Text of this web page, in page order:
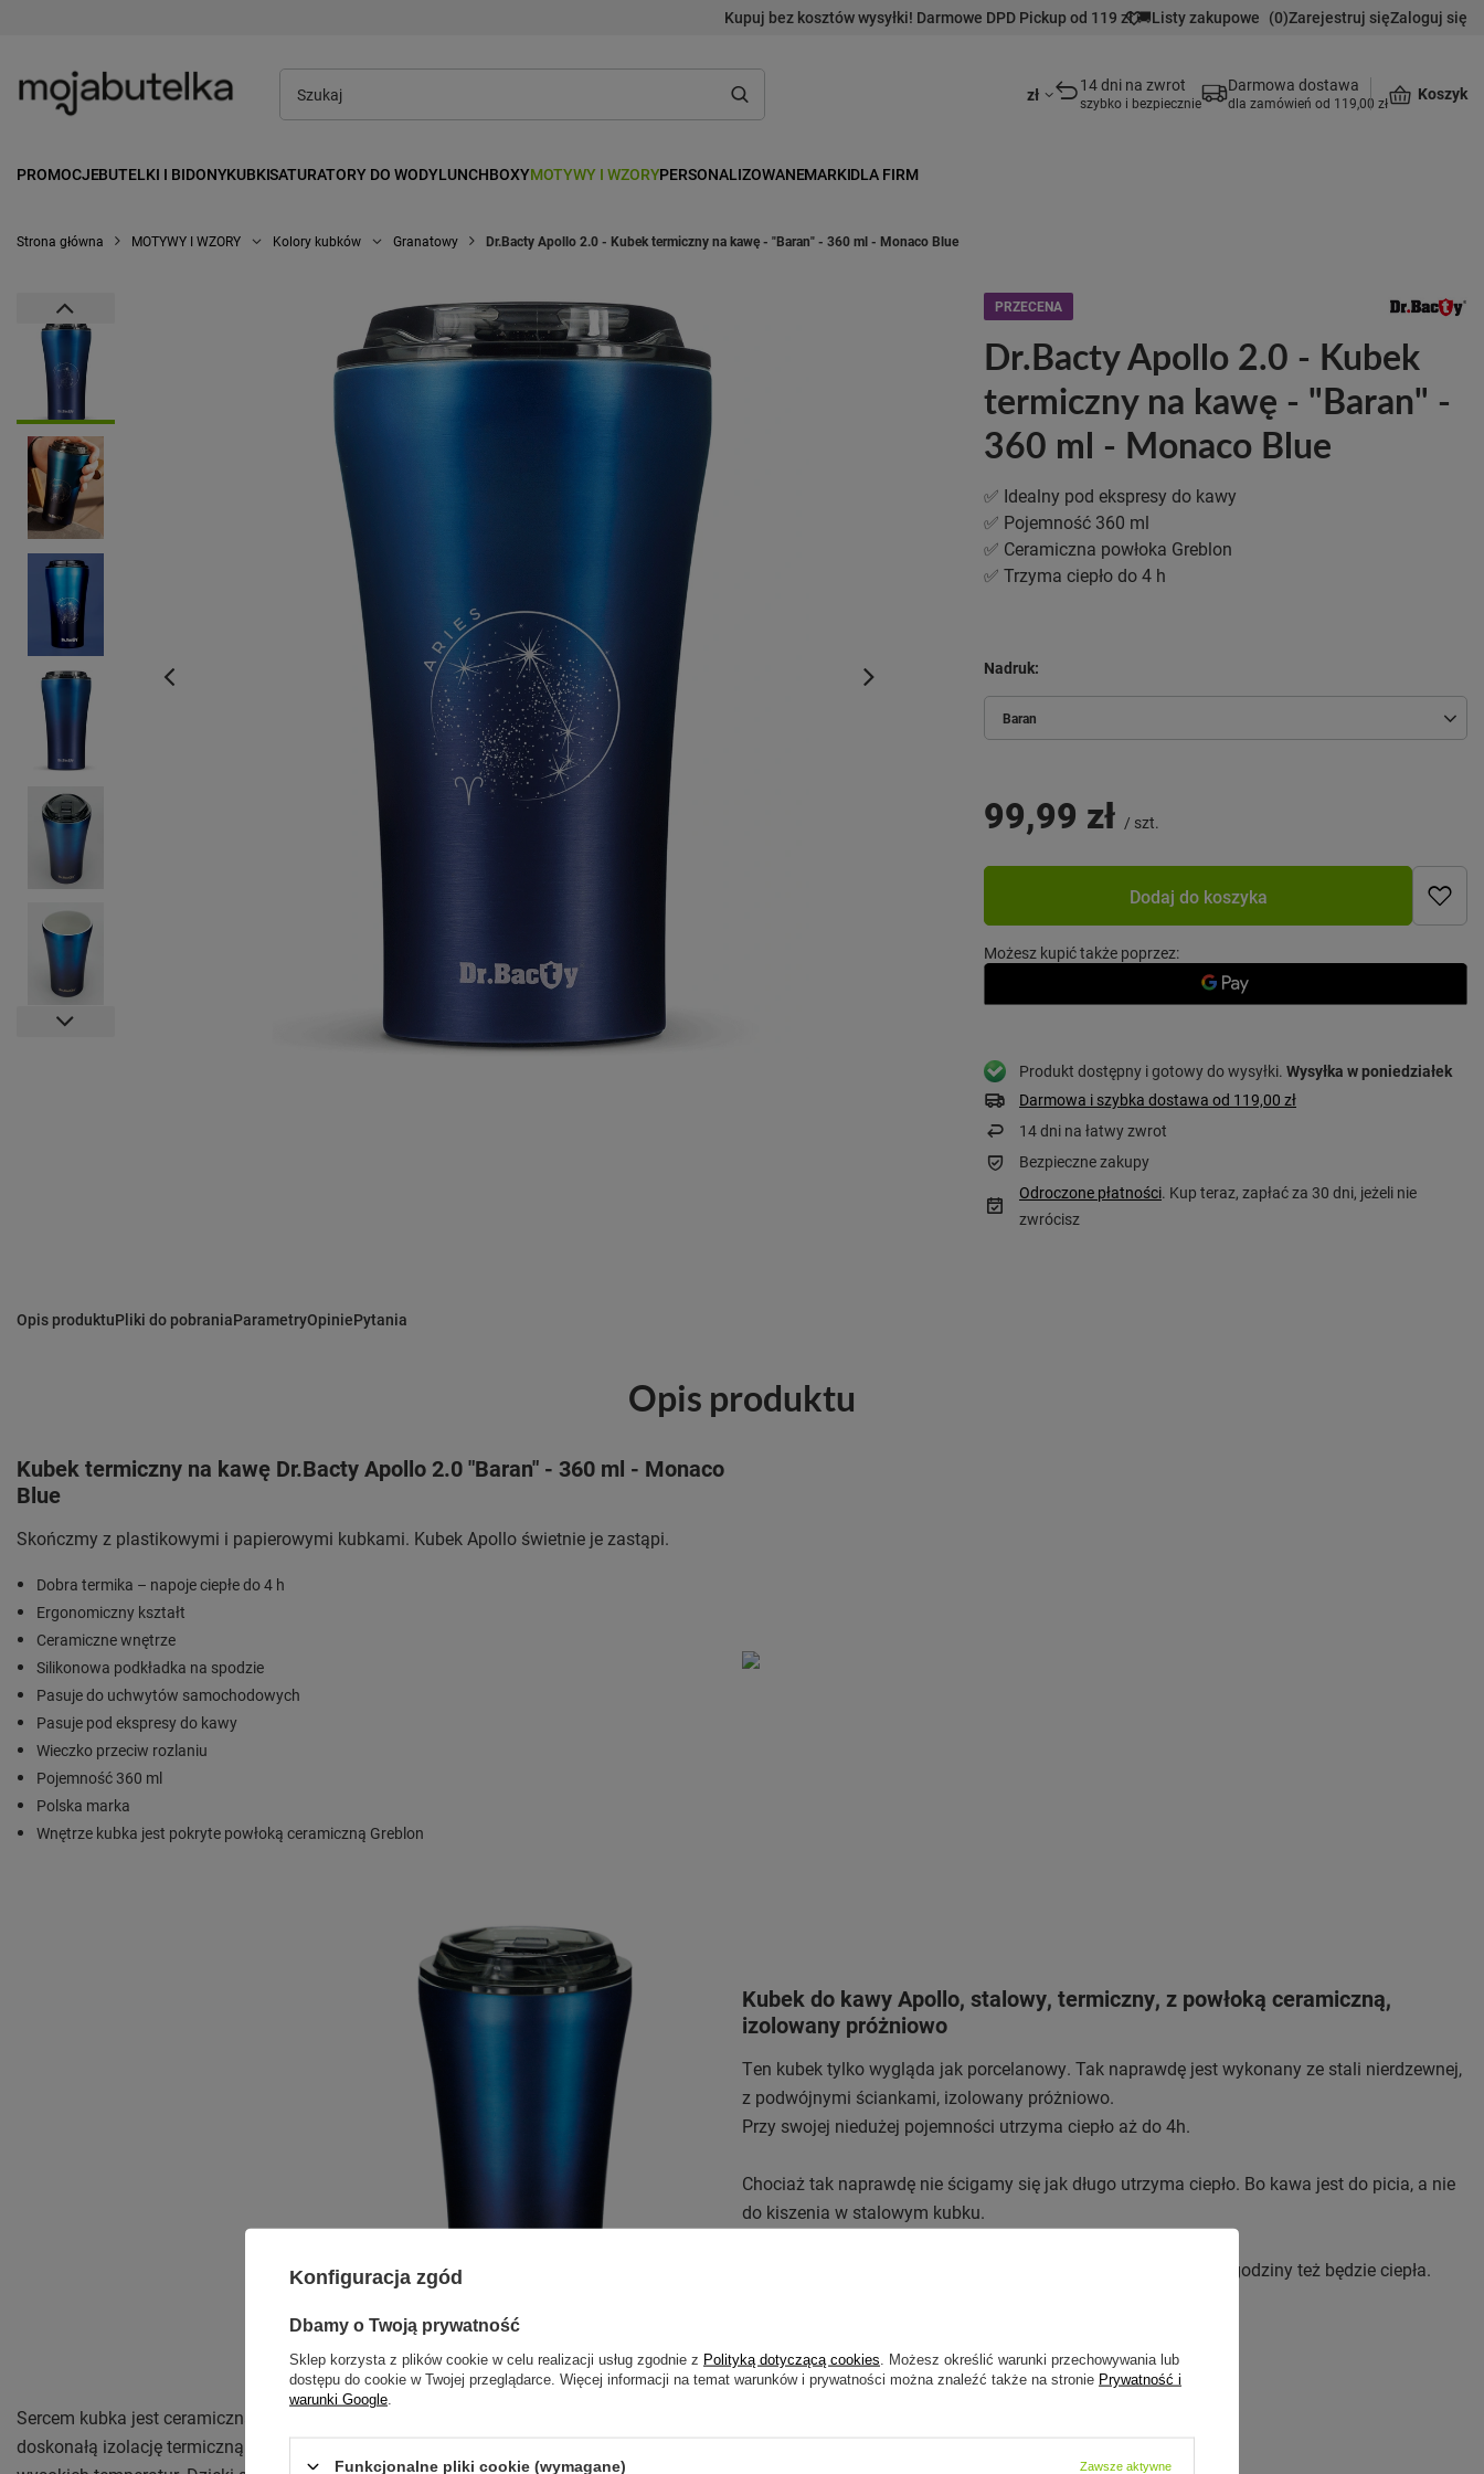
Kupuj bez kosztów wysyłki! Darmowe DPD Pickup od 119 zł 🚚Listy zakupowe (0)Zarejestruj sięZaloguj się
zł 14 dni na zwrot
szybko i bezpiecznie
Darmowa dostawa
dla zamówień od 119,00 zł Koszyk
PROMOCJEBUTELKI I BIDONYKUBKISATURATORY DO WODYLUNCHBOXYMOTYWY I WZORYPERSONALIZOWANEMARKIDLA FIRM
Strona główna MOTYWY I WZORY Kolory kubków Granatowy Dr.Bacty Apollo 2.0 - Kubek termiczny na kawę - "Baran" - 360 ml - Monaco Blue
PRZECENA
Dr.Bacty Apollo 2.0 - Kubek
termiczny na kawę - "Baran" -
360 ml - Monaco Blue
✅ Idealny pod ekspresy do kawy
✅ Pojemność 360 ml
✅ Ceramiczna powłoka Greblon
✅ Trzyma ciepło do 4 h
Nadruk
Baran
99,99 zł / szt.
Dodaj do koszyka
Możesz kupić także poprzez:
Produkt dostępny i gotowy do wysyłki Wysyłkaw poniedziałek
Darmowa i szybka dostawa od 119,00 zł
14dni na łatwy zwrot
Bezpieczne zakupy
Odroczone płatności. Kup teraz, zapłać za 30 dni, jeżeli nie
zwrócisz
Opis produktuPliki do pobraniaParametryOpiniePytania
Opis produktu
Kubek termiczny na kawę Dr.Bacty Apollo 2.0 "Baran" - 360 ml - Monaco
Blue
Skończmy z plastikowymi i papierowymi kubkami. Kubek Apollo świetnie je zastąpi.
Dobra termika – napoje ciepłe do 4 h
Ergonomiczny kształt
Ceramiczne wnętrze
Silikonowa podkładka na spodzie
Pasuje do uchwytów samochodowych
Pasuje pod ekspresy do kawy
Wieczko przeciw rozlaniu
Pojemność 360 ml
Polska marka
Wnętrze kubka jest pokryte powłoką ceramiczną Greblon
Kubek do kawy Apollo, stalowy, termiczny, z powłoką ceramiczną,
izolowany próżniowo
Ten kubek tylko wygląda jak porcelanowy. Tak naprawdę jest wykonany ze stali nierdzewnej,
z podwójnymi ściankami, izolowany próżniowo.
Przy swojej niedużej pojemności utrzyma ciepło aż do 4h.
Chociaż tak naprawdę nie ścigamy się jak długo utrzyma ciepło. Bo kawa jest do picia, a nie
do kiszenia w stalowym kubku.
Ale jeśli coś oderwie Cię od tej chwili przyjemności to za cztery godziny też będzie ciepła.
Sercem kubka jest ceramiczna powłoka Greblon. Ten wyjątkowy materiał zapewnia nie tylko
doskonałą izolację termiczną i trwałość. Powłoka jest odporna na ścieranie i działanie
Konfiguracja zgód
Dbamy o Twoją prywatność
Sklep korzysta z plików cookie w celu realizacji usług zgodnie z Polityką dotyczącą cookies . Możesz określić warunki przechowywania lub
dostępu do cookie w Twojej przeglądarce. Więcej informacji na temat warunków i prywatności można znaleźć także na stronie Prywatność i
warunki Google
Funkcjonalne pliki cookie (wymagane) Zawsze aktywne